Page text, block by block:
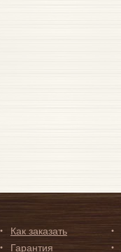
Как заказать
Гарантия